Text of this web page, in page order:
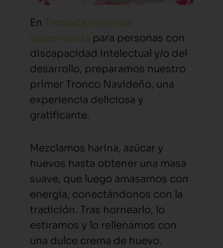
En Trobada, vivienda
supervisada para personas con
discapacidad intelectual y/o del
desarrollo, preparamos nuestro
primer Tronco Navideño, una
experiencia deliciosa y
gratificante.
Mezclamos harina, azúcar y
huevos hasta obtener una masa
suave, que luego amasamos con
energía, conectándonos con la
tradición. Tras hornearlo, lo
estiramos y lo rellenamos con
una dulce crema de huevo.